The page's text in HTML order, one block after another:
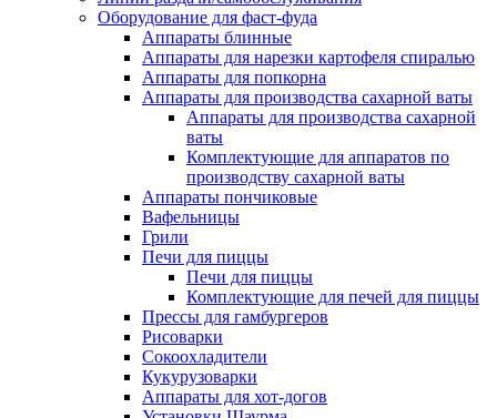
Оборудование для фаст-фуда
Аппараты блинные
Аппараты для нарезки картофеля спиралью
Аппараты для попкорна
Аппараты для производства сахарной ваты
Аппараты для производства сахарной
ваты
Комплектующие для аппаратов по
производству сахарной ваты
Аппараты пончиковые
Вафельницы
Грили
Печи для пиццы
Печи для пиццы
Комплектующие для печей для пиццы
Прессы для гамбургеров
Рисоварки
Сокоохладители
Кукурузоварки
Аппараты для хот-догов